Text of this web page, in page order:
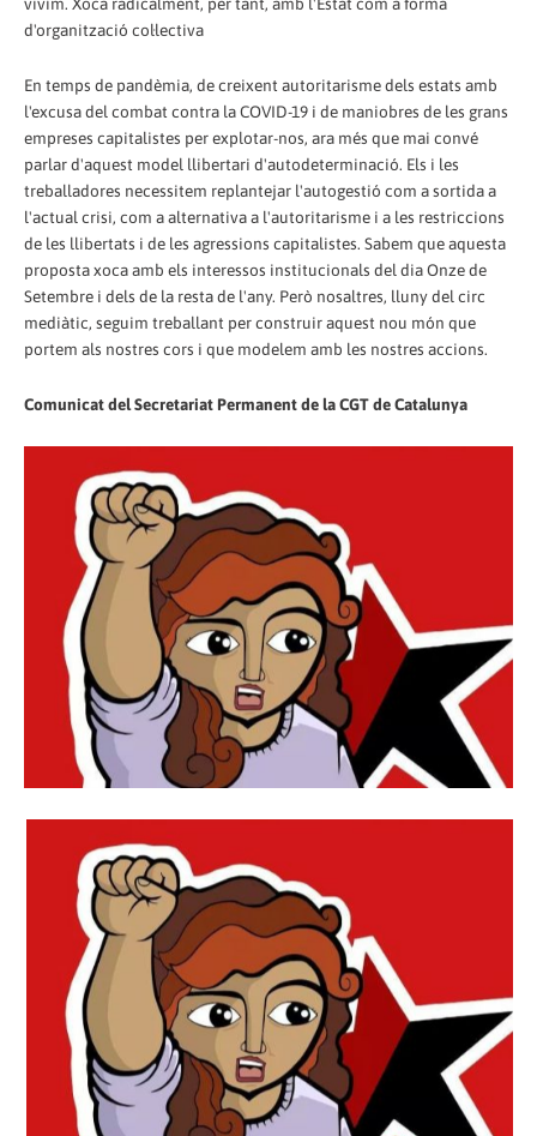
d'organització col·lectiva
En temps de pandèmia, de creixent autoritarisme dels estats amb
l'excusa del combat contra la COVID-19 i de maniobres de les grans
empreses capitalistes per explotar-nos, ara més que mai convé
parlar d'aquest model llibertari d'autodeterminació. Els i les
treballadores necessitem replantejar l'autogestió com a sortida a
l'actual crisi, com a alternativa a l'autoritarisme i a les restriccions
de les llibertats i de les agressions capitalistes. Sabem que aquesta
proposta xoca amb els interessos institucionals del dia Onze de
Setembre i dels de la resta de l'any. Però nosaltres, lluny del circ
mediàtic, seguim treballant per construir aquest nou món que
portem als nostres cors i que modelem amb les nostres accions.
Comunicat del Secretariat Permanent de la CGT de Catalunya